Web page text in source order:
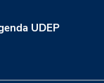
UDEP